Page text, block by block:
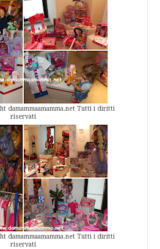
damammaamamma.net Tutti i diritti
riservati
damammaamamma.net Tutti i diritti
riservati